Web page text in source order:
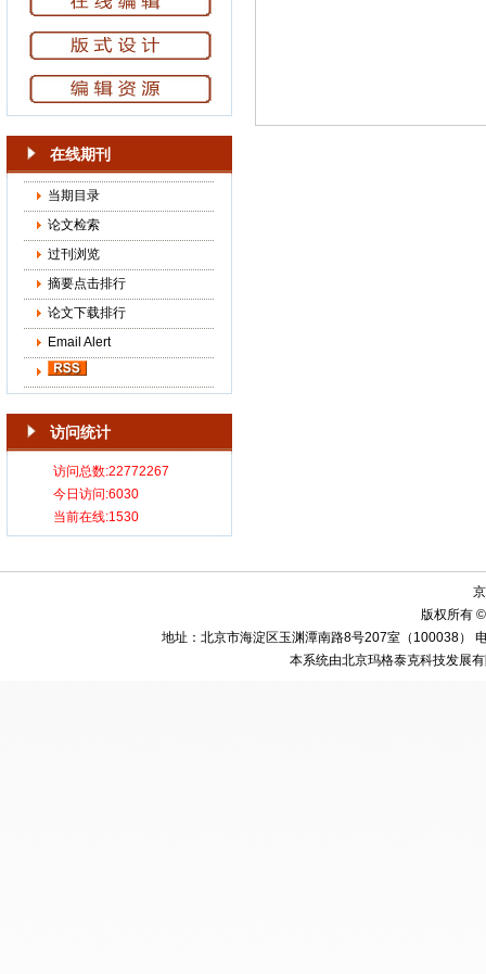
在线期刊
当期目录
论文检索
过刊浏览
摘要点击排行
论文下载排行
Email Alert
访问统计
版权所有
地址：北京市海淀区玉渊潭南路8号207室（100038）
本系统由北京玛格泰克科技发展